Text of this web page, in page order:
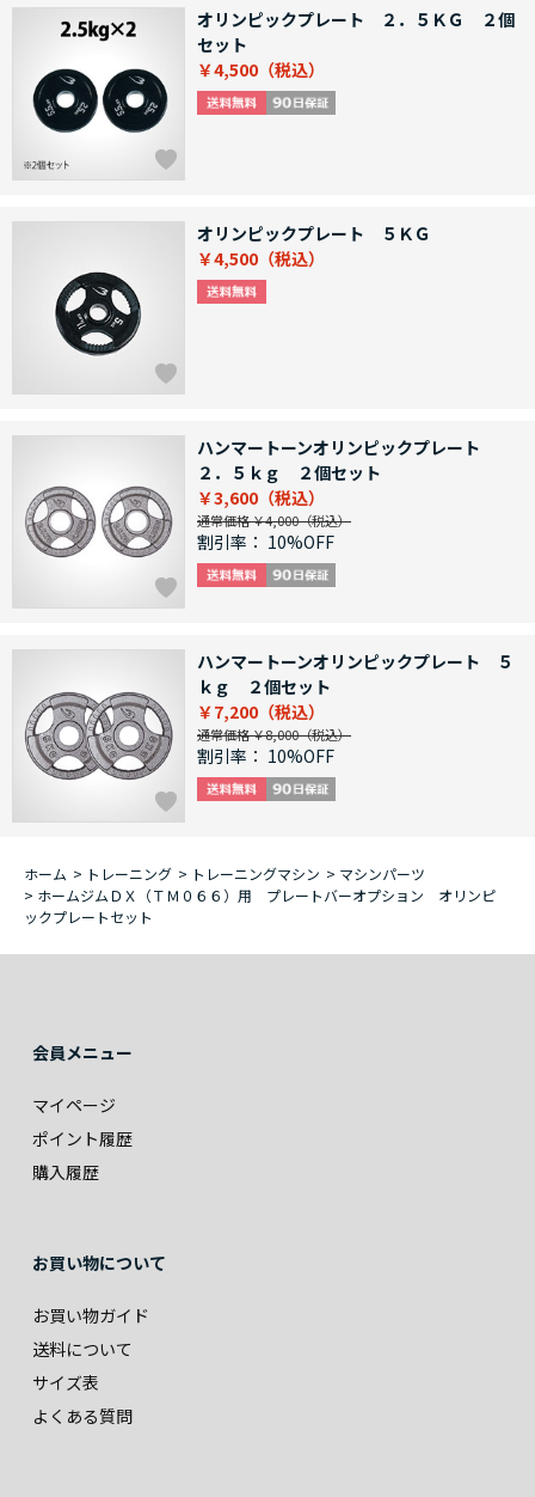
オリンピックプレート ２．５ＫＧ ２個
セット
￥4,500
オリンピックプレート ５ＫＧ
￥4,500
ハンマートーンオリンピックプレート
２．５ｋｇ ２個セット
￥3,600
通常価格 ￥4,000
割引率： 10%OFF
ハンマートーンオリンピックプレート ５
ｋｇ ２個セット
￥7,200
通常価格 ￥8,000
割引率： 10%OFF
ホーム > トレーニング > トレーニングマシン > マシンパーツ
> ホームジムＤＸ（ＴＭ０６６）用 プレートバーオプション オリンピ
ックプレートセット
会員メニュー
マイページ
ポイント履歴
購入履歴
お買い物について
お買い物ガイド
送料について
サイズ表
よくある質問